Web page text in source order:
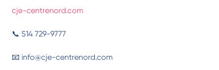
cje-centrenord.com
📞 514 729-9777
📧 info@cje-centrenord.com